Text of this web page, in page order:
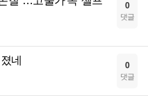
0
댓글
네 0
댓글